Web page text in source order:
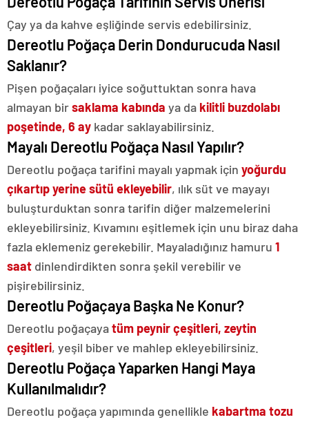
Çay ya da kahve eşliğinde servis edebilirsiniz.
Dereotlu Poğaça Derin Dondurucuda Nasıl
Saklanır?
Pişen poğaçaları iyice soğuttuktan sonra hava
almayan birsaklama kabında ya da kilitli buzdolabı
poşetinde, 6 ay kadar saklayabilirsiniz.
Mayalı Dereotlu Poğaça Nasıl Yapılır?
Dereotlu poğaça tarifini mayalı yapmak için yoğurdu
çıkartıp yerine sütü ekleyebilir, ılık süt ve mayayı
buluşturduktan sonra tarifin diğer malzemelerini
ekleyebilirsiniz. Kıvamını eşitlemek için unu biraz daha
fazla eklemeniz gerekebilir. Mayaladığınız hamuru 1
saat dinlendirdikten sonra şekil verebilir ve
pişirebilirsiniz.
Dereotlu Poğaçaya Başka Ne Konur?
Dereotlu poğaçayatüm peynir çeşitleri, zeytin
çeşitleri, yeşil biber ve mahlep ekleyebilirsiniz.
Dereotlu Poğaça Yaparken Hangi Maya
Kullanılmalıdır?
Dereotlu poğaça yapımında genellikle kabartma tozu